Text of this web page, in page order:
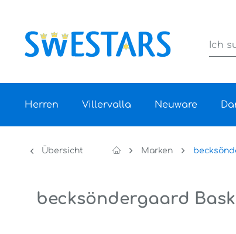
Herren Villervalla Neuware
Übersicht Marken
becksöndergaard